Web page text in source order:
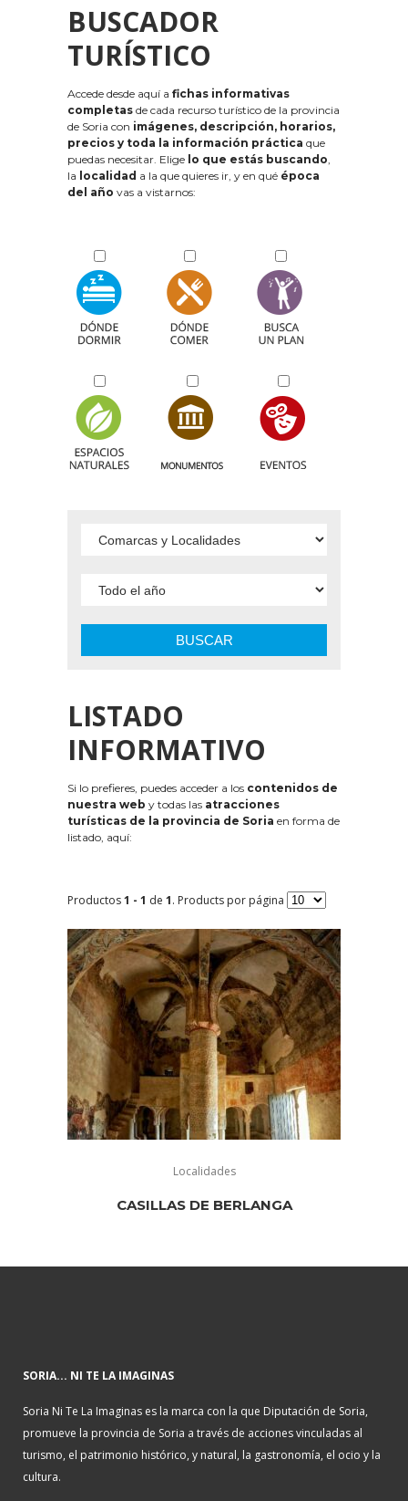
BUSCADOR
TURÍSTICO
Accede desde aquí a fichas informativas
completas de cada recurso turístico de la provincia
de Soria con imágenes, descripción, horarios,
precios y toda la información práctica que
puedas necesitar. Elige lo que estás buscando,
la localidad a la que quieres ir, y en qué época
del año vas a vistarnos:
BUSCAR
LISTADO
INFORMATIVO
Si lo prefieres, puedes acceder a los contenidos de
nuestra web y todas las atracciones
turísticas de la provincia de Soria en forma de
listado, aquí:
Productos1 - 1 de 1. Products por página
Localidades
CASILLAS DE BERLANGA
SORIA... NI TE LA IMAGINAS
Soria Ni Te La Imaginas es la marca con la que Diputación de Soria,
promueve la provincia de Soria a través de acciones vinculadas al
turismo, el patrimonio histórico, y natural, la gastronomía, el ocio y la
cultura.